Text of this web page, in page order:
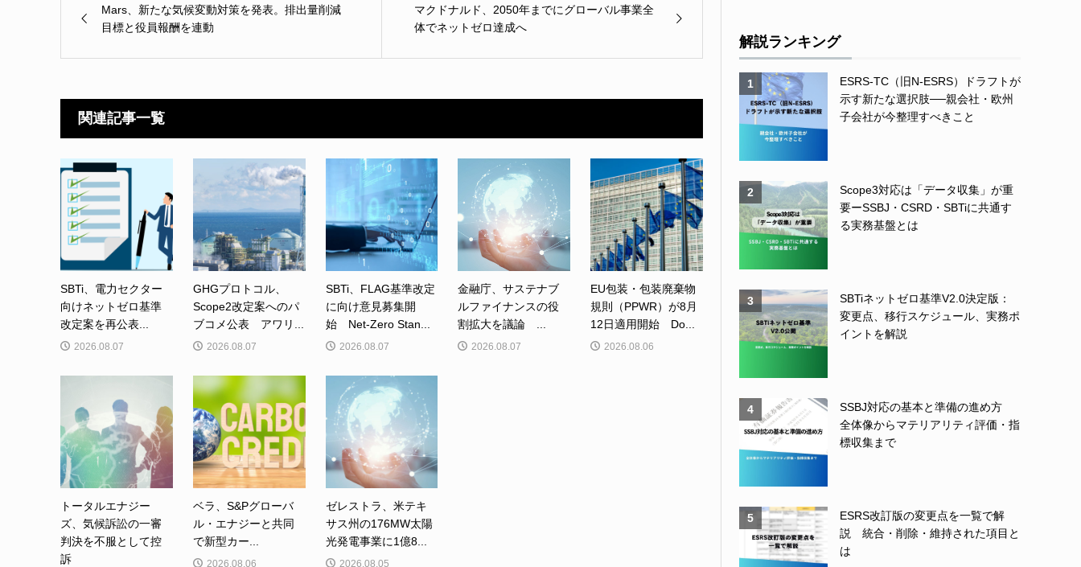
Mars、新たな気候変動対策を発表。排出量削減
目標と役員報酬を連動
マクドナルド、2050年までにグローバル事業全
体でネットゼロ達成へ
関連記事一覧
SBTi、電力セクター
向けネットゼロ基準
改定案を再公表...
2026.08.07
GHGプロトコル、
Scope2改定案へのパ
ブコメ公表 アワリ...
2026.08.07
SBTi、FLAG基準改定
に向け意見募集開
始 Net-Zero Stan...
2026.08.07
金融庁、サステナブ
ルファイナンスの役
割拡大を議論 ...
2026.08.07
EU包装・包装廃棄物
規則（PPWR）が8月
12日適用開始 Do...
2026.08.06
トータルエナジー
ズ、気候訴訟の一審
判決を不服として控
訴
ベラ、S&Pグローバ
ル・エナジーと共同
で新型カー...
2026.08.06
ゼレストラ、米テキ
サス州の176MW太陽
光発電事業に1億8...
2026.08.05
解説ランキング
1
ESRS-TC（旧N-ESRS）ドラフトが
示す新たな選択肢──親会社・欧州
子会社が今整理すべきこと
2
Scope3対応は「データ収集」が重
要ーSSBJ・CSRD・SBTiに共通す
る実務基盤とは
3
SBTiネットゼロ基準V2.0決定版：
変更点、移行スケジュール、実務ポ
イントを解説
4
SSBJ対応の基本と準備の進め方
全体像からマテリアリティ評価・指
標収集まで
5
ESRS改訂版の変更点を一覧で解
説 統合・削除・維持された項目と
は